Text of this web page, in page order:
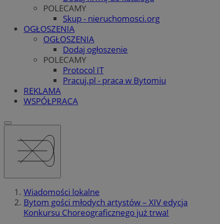
POLECAMY
Skup - nieruchomosci.org
OGŁOSZENIA
OGŁOSZENIA
Dodaj ogłoszenie
POLECAMY
Protocol IT
Pracuj.pl - praca w Bytomiu
REKLAMA
WSPÓŁPRACA
Wiadomości lokalne
Bytom gości młodych artystów – XIV edycja
Konkursu Choreograficznego już trwa!